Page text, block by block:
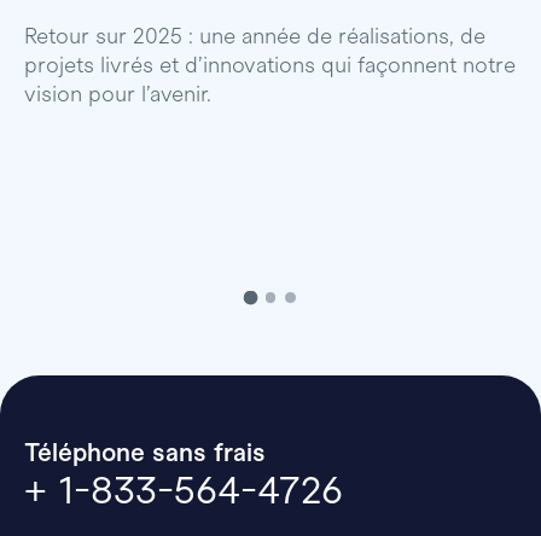
Retour sur 2025 : une année de réalisations, de
projets livrés et d’innovations qui façonnent notre
vision pour l’avenir.
Téléphone sans frais
+ 1-833-564-4726